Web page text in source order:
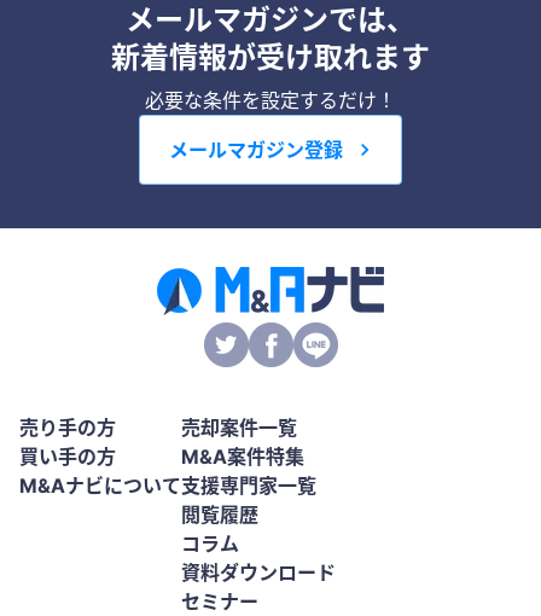
メールマガジンでは、
新着情報が受け取れます
必要な条件を設定するだけ！
メールマガジン登録
売り手の方
買い手の方
M&Aナビについて
売却案件一覧
M&A案件特集
支援専門家一覧
閲覧履歴
コラム
資料ダウンロード
セミナー